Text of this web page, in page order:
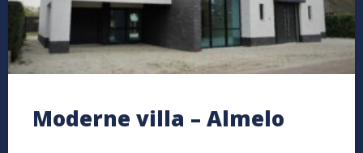
Moderne villa – Almelo